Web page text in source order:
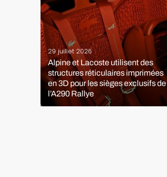
29 juillet 2026
Alpine et Lacoste utilisent des
structures réticulaires imprimées
en 3D pour les sièges exclusifs de
l’A290 Rallye